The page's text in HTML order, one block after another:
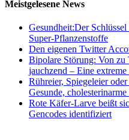
Meistgelesene News
Gesundheit:Der
Super-Pflanzenstoffe
Den eigenen Twitter
Bipolare Störung: Von zu
jauchzend – Eine
Rühreier, Spiegeleier
Gesunde,
Rote Käfer-Larve beißt
Gencodes identifiziert